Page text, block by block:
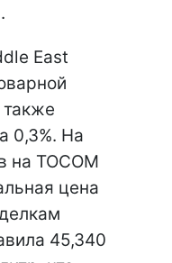
East
0,3%. На
на TOCOM
цена
45,340